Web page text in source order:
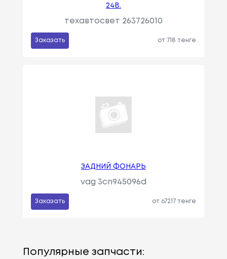
24В.
техавтосвет 263726010
Заказать от 718 тенге
ЗАДНИЙ ФОНАРЬ
vag 3cn945096d
Заказать от 67217 тенге
Популярные запчасти: